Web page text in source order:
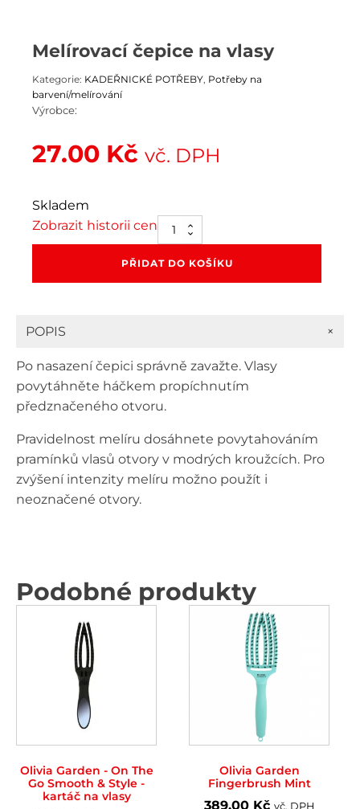
Melírovací čepice na vlasy
Kategorie: KADEŘNICKÉ POTŘEBY Potřeby na
barvení/melírování
Výrobce:
27.00 Kč vč. DPH
Skladem
Zobrazit historii cen Melírovací
čepice
na
PŘIDAT DO KOŠÍKU
POPIS +
Po nasazení čepici správně zavažte. Vlasy
povytáhněte háčkem propíchnutím
předznačeného otvoru.
Pravidelnost melíru dosáhnete povytahováním
pramínků vlasů otvory v modrých kroužcích. Pro
zvýšení intenzity melíru možno použít i
neoznačené otvory.
Podobné produkty
Olivia Garden - On The
Go Smooth & Style -
kartáč na vlasy
Olivia Garden
Fingerbrush Mint
389.00 Kč vč. DPH